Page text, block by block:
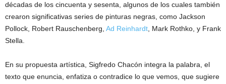
décadas de los cincuenta y sesenta, algunos de los cuales también
crearon significativas series de pinturas negras, como Jackson
Pollock, Robert Rauschenberg, Ad Reinhardt , Mark Rothko, y Frank
Stella.
En su propuesta artística, Sigfredo Chacón integra la palabra, el
texto que enuncia, enfatiza o contradice lo que vemos, que sugiere